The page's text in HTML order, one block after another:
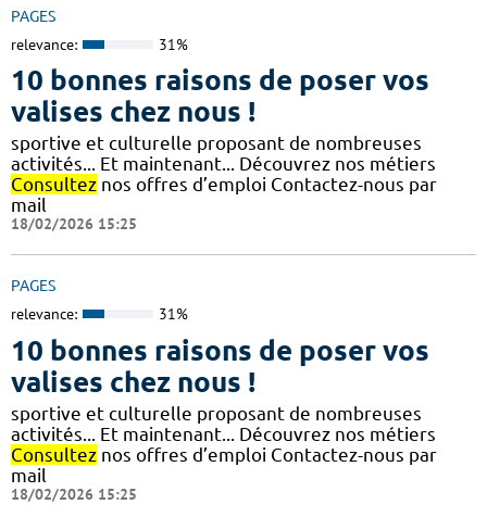
PAGES
relevance: 31%
10 bonnes raisons de poser vos
valises chez nous !
sportive et culturelle proposant de nombreuses
activités... Et maintenant... Découvrez nos métiers
Consultez nos offres d’emploi Contactez-nous par
mail
18/02/2026 15:25
PAGES
relevance: 31%
10 bonnes raisons de poser vos
valises chez nous !
sportive et culturelle proposant de nombreuses
activités... Et maintenant... Découvrez nos métiers
Consultez nos offres d’emploi Contactez-nous par
mail
18/02/2026 15:25